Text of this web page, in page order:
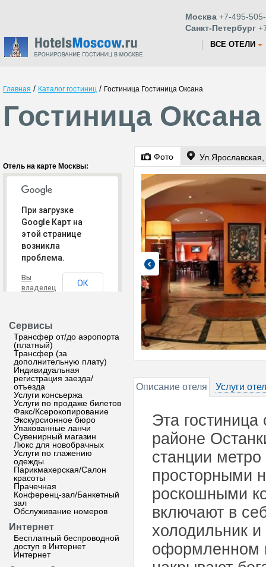
Москва +7-495-
Санкт-Петербург
ВСЕ ОТЕЛИ
Главная / Каталог гостиниц / Гостиница Гостиница Оксана
Гостиница
Отель на карте Москвы:
При загрузке
Google Карт на
этой странице
возникла
проблема.
Вы
владелец
ОК
Сервисы
Трансфер от/до аэропорта
(платный)
Трансфер (за
дополнительную плату)
Индивидуальная
регистрация заезда/
отъезда
Услуги консьержа
Услуги по продаже билетов
Факс/Ксерокопирование
Экскурсионное бюро
Упакованные ланчи
Сувенирный магазин
Люкс для новобрачных
Услуги по глажению
одежды
Парикмахерская/Салон
красоты
Прачечная
Конференц-зал/Банкетный
зал
Обслуживание номеров
Интернет
Бесплатный беспроводной
доступ в Интернет
Интернет
Фото
Описание отеля Услуги
Эта
районе
станции
просторными
роскошными
включают в
холодильник
оформленном